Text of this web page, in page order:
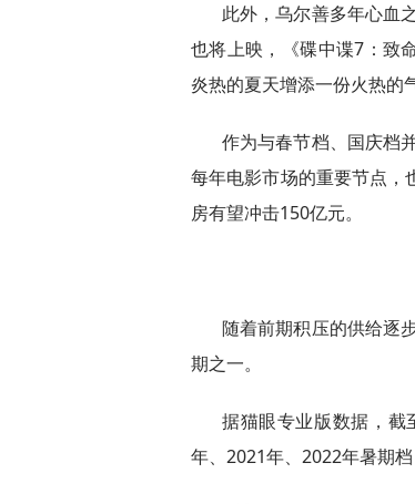
此外，乌尔善多年心血
也将上映，《碟中谍7：致
炎热的夏天增添一份火热的
作为与春节档、国庆档
每年电影市场的重要节点，
房有望冲击150亿元。
随着前期积压的供给逐
期之一。
据猫眼专业版数据，截
年、2021年、2022年暑期